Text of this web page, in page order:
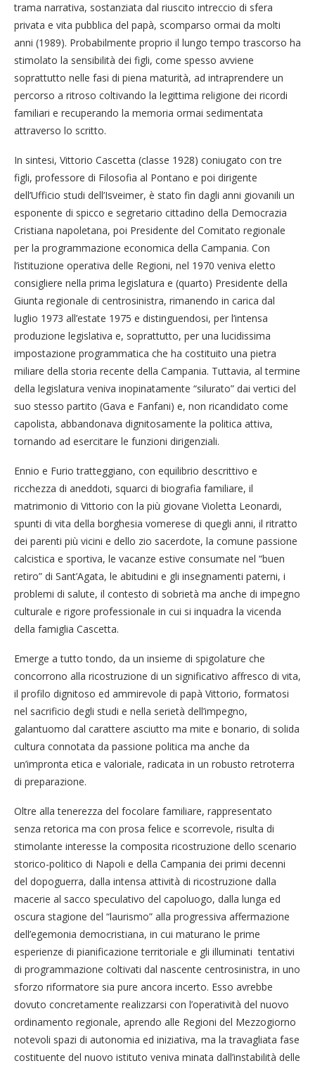
trama narrativa, sostanziata dal riuscito intreccio di sfera
privata e vita pubblica del papà, scomparso ormai da molti
anni (1989). Probabilmente proprio il lungo tempo trascorso ha
stimolato la sensibilità dei figli, come spesso avviene
soprattutto nelle fasi di piena maturità, ad intraprendere un
percorso a ritroso coltivando la legittima religione dei ricordi
familiari e recuperando la memoria ormai sedimentata
attraverso lo scritto.
In sintesi, Vittorio Cascetta (classe 1928) coniugato con tre
figli, professore di Filosofia al Pontano e poi dirigente
dell’Ufficio studi dell’Isveimer, è stato fin dagli anni giovanili un
esponente di spicco e segretario cittadino della Democrazia
Cristiana napoletana, poi Presidente del Comitato regionale
per la programmazione economica della Campania. Con
l’istituzione operativa delle Regioni, nel 1970 veniva eletto
consigliere nella prima legislatura e (quarto) Presidente della
Giunta regionale di centrosinistra, rimanendo in carica dal
luglio 1973 all’estate 1975 e distinguendosi, per l’intensa
produzione legislativa e, soprattutto, per una lucidissima
impostazione programmatica che ha costituito una pietra
miliare della storia recente della Campania. Tuttavia, al termine
della legislatura veniva inopinatamente “silurato” dai vertici del
suo stesso partito (Gava e Fanfani) e, non ricandidato come
capolista, abbandonava dignitosamente la politica attiva,
tornando ad esercitare le funzioni dirigenziali.
Ennio e Furio tratteggiano, con equilibrio descrittivo e
ricchezza di aneddoti, squarci di biografia familiare, il
matrimonio di Vittorio con la più giovane Violetta Leonardi,
spunti di vita della borghesia vomerese di quegli anni, il ritratto
dei parenti più vicini e dello zio sacerdote, la comune passione
calcistica e sportiva, le vacanze estive consumate nel “buen
retiro” di Sant’Agata, le abitudini e gli insegnamenti paterni, i
problemi di salute, il contesto di sobrietà ma anche di impegno
culturale e rigore professionale in cui si inquadra la vicenda
della famiglia Cascetta.
Emerge a tutto tondo, da un insieme di spigolature che
concorrono alla ricostruzione di un significativo affresco di vita,
il profilo dignitoso ed ammirevole di papà Vittorio, formatosi
nel sacrificio degli studi e nella serietà dell’impegno,
galantuomo dal carattere asciutto ma mite e bonario, di solida
cultura connotata da passione politica ma anche da
un’impronta etica e valoriale, radicata in un robusto retroterra
di preparazione.
Oltre alla tenerezza del focolare familiare, rappresentato
senza retorica ma con prosa felice e scorrevole, risulta di
stimolante interesse la composita ricostruzione dello scenario
storico-politico di Napoli e della Campania dei primi decenni
del dopoguerra, dalla intensa attività di ricostruzione dalla
macerie al sacco speculativo del capoluogo, dalla lunga ed
oscura stagione del “laurismo” alla progressiva affermazione
dell’egemonia democristiana, in cui maturano le prime
esperienze di pianificazione territoriale e gli illuminati tentativi
di programmazione coltivati dal nascente centrosinistra, in uno
sforzo riformatore sia pure ancora incerto. Esso avrebbe
dovuto concretamente realizzarsi con l’operatività del nuovo
ordinamento regionale, aprendo alle Regioni del Mezzogiorno
notevoli spazi di autonomia ed iniziativa, ma la travagliata fase
costituente del nuovo istituto veniva minata dall’instabilità delle